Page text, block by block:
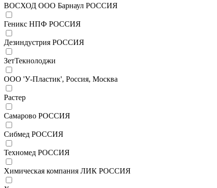
ВОСХОД ООО Барнаул РОССИЯ
Геникс НПФ РОССИЯ
Дезиндустрия РОССИЯ
ЗетТекнолоджи
ООО 'У-Пластик', Россия, Москва
Растер
Самарово РОССИЯ
Сибмед РОССИЯ
Техномед РОССИЯ
Химическая компания ЛИК РОССИЯ